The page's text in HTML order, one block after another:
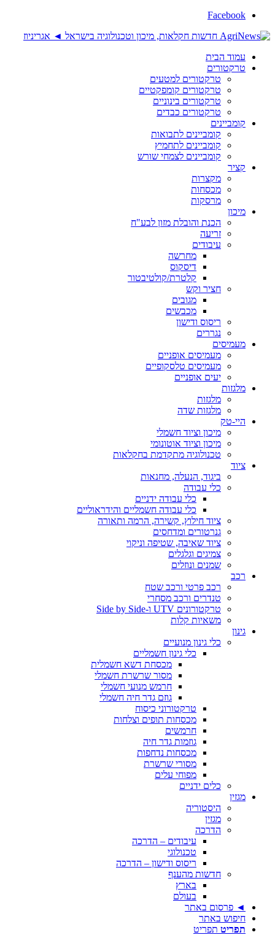
Facebook
עמוד הבית
טרקטורים
טרקטורים למטעים
טרקטורים קומפקטיים
טרקטורים בינוניים
טרקטורים כבדים
קומביינים
קומביינים לתבואות
קומביינים לתחמיץ
קומביינים לצמחי שורש
קציר
מקצרות
מכסחות
מרסקות
מיכון
הכנת והובלת מזון לבע"ח
זריעה
עיבודים
מחרשה
דיסקוס
קלטרת/קולטיבטור
חציר וקש
מגובים
מכבשים
ריסוס ודישון
נגררים
מעמיסים
מעמיסים אופניים
מעמיסים טלסקופיים
יעים אופניים
מלגזות
מלגזות
מלגזות שדה
היי-טק
מיכון וציוד חשמלי
מיכון וציוד אוטונומי
טכנולוגיה מתקדמת בחקלאות
ציוד
ביגוד, הנעלה, מחנאות
כלי עבודה
כלי עבודה ידניים
כלי עבודה חשמליים והידראוליים
ציוד חילוץ, קשירה, הרמה ותאורה
גנרטורים ומדחסים
ציוד שאיבה, שטיפה וניקוי
צמיגים וגלגלים
שמנים ונוזלים
רכב
רכב פרטי ורכב שטח
טנדרים ורכב מסחרי
טרקטורונים UTV ו-Side by Side
משאיות קלות
גינון
כלי גינון מנועיים
כלי גינון חשמליים
מכסחת דשא חשמלית
מסור שרשרת חשמלי
חרמש מנועי חשמלי
גוזם גדר חיה חשמלי
טרקטורוני כיסוח
מכסחות תופים וצלחות
חרמשים
גוזמות גדר חיה
מכסחות נדחפות
מסורי שרשרת
מפוחי עלים
כלים ידניים
מגזין
היסטוריה
מגזין
הדרכה
עיבודים – הדרכה
טכנולוגי
ריסוס ודישון – הדרכה
חדשות מהענף
בארץ
בעולם
◄ פרסום באתר
חיפוש באתר
תפריט תפריט